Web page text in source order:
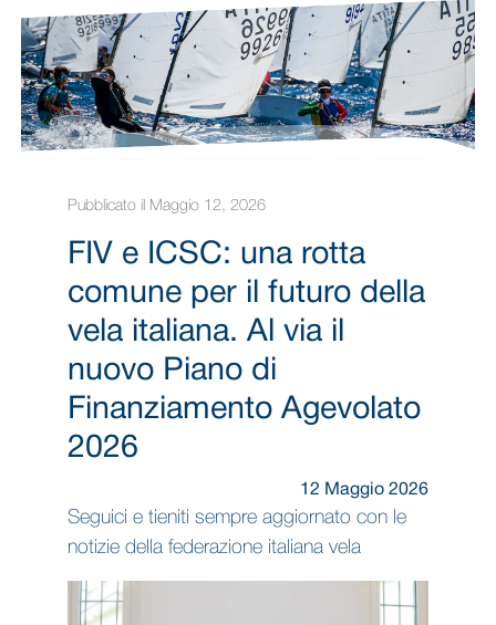
Pubblicato il Maggio 12, 2026
FIV e ICSC: una rotta
comune per il futuro della
vela italiana. Al via il
nuovo Piano di
Finanziamento Agevolato
2026
12 Maggio 2026
Seguici e tieniti sempre aggiornato con le
notizie della federazione italiana vela